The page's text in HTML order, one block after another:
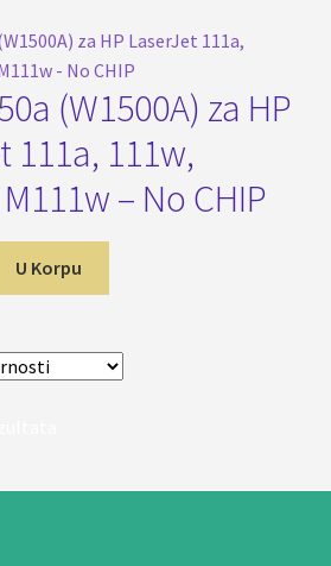
(W1500A) za HP
111a, 111w,
– No CHIP
U Korpu